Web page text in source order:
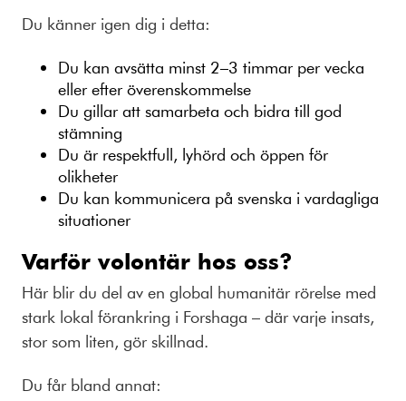
Du känner igen dig i detta:
Du kan avsätta minst 2–3 timmar per vecka
eller efter överenskommelse
Du gillar att samarbeta och bidra till god
stämning
Du är respektfull, lyhörd och öppen för
olikheter
Du kan kommunicera på svenska i vardagliga
situationer
Varför volontär hos oss?
Här blir du del av en global humanitär rörelse med
stark lokal förankring i Forshaga – där varje insats,
stor som liten, gör skillnad.
Du får bland annat: